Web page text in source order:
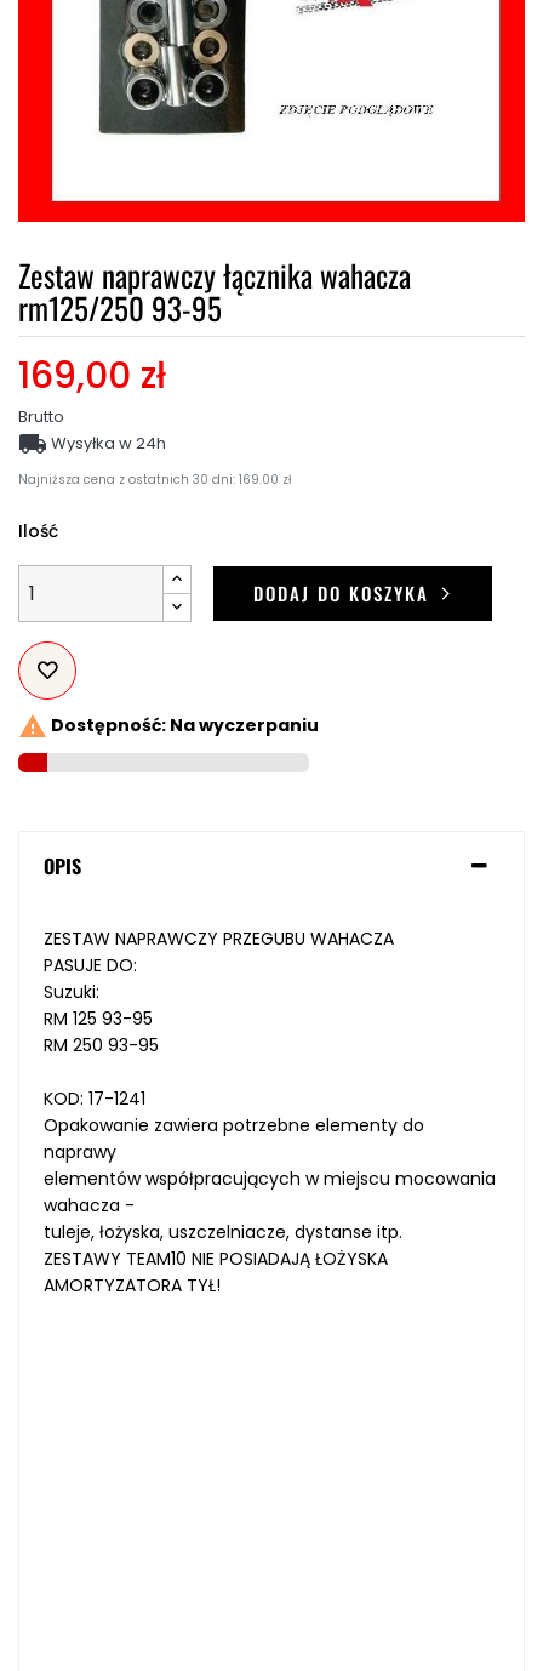
Zestaw naprawczy łącznika wahacza
rm125/250 93-95
169,00 zł
Brutto
Najniższa cena z ostatnich 30 dni: 169.00 zł
 Wysyłka w 24h
Ilość
DODAJ DO KOSZYKA
 Dostępność: Na wyczerpaniu
OPIS
ZESTAW NAPRAWCZY PRZEGUBU WAHACZA
PASUJE DO:
Suzuki:
RM 125 93-95
RM 250 93-95
KOD: 17-1241
Opakowanie zawiera potrzebne elementy do
naprawy
elementów współpracujących w miejscu mocowania
wahacza -
tuleje, łożyska, uszczelniacze, dystanse itp.
ZESTAWY TEAM10 NIE POSIADAJĄ ŁOŻYSKA
AMORTYZATORA TYŁ!